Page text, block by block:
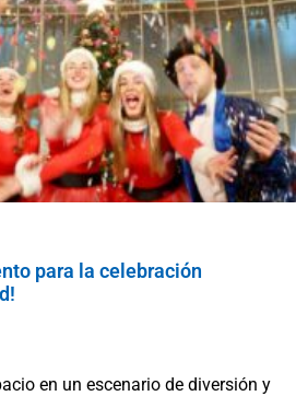
para la celebración
en un escenario de diversión y